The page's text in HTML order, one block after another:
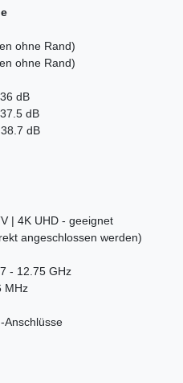
ohne Rand)
ohne Rand)
dB
dB
dB
| 4K UHD - geeignet
angeschlossen werden)
- 12.75 GHz
MHz
Anschlüsse